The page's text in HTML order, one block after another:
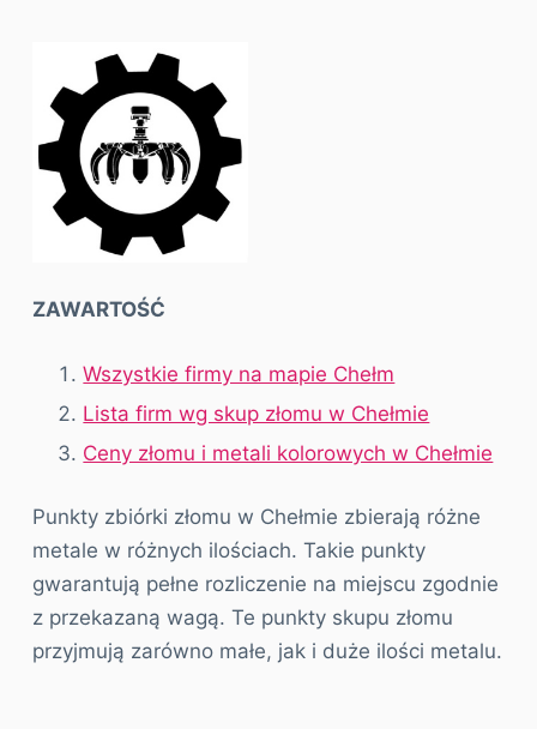
ZAWARTOŚĆ
Wszystkie firmy na mapie Chełm
Lista firm wg skup złomu w Chełmie
Ceny złomu i metali kolorowych w Chełmie
Punkty zbiórki złomu w Chełmie zbierają różne
metale w różnych ilościach. Takie punkty
gwarantują pełne rozliczenie na miejscu zgodnie
z przekazaną wagą. Te punkty skupu złomu
przyjmują zarówno małe, jak i duże ilości metalu.